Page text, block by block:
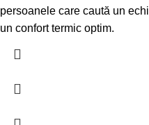
persoanele care caută un
un confort termic optim.